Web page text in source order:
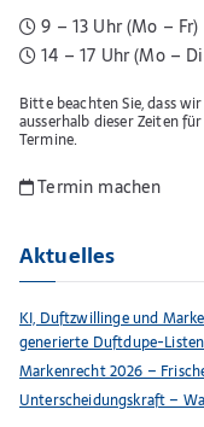
9 – 13 Uhr (Mo – Fr)
14 – 17 Uhr (Mo –
Bitte beachten Sie, dass
ausserhalb dieser Zeiten
Termine.
Termin machen
Aktuelles
KI, Duftzwillinge und
generierte Duftdupe-
Markenrecht 2026 –
Unterscheidungskraft –